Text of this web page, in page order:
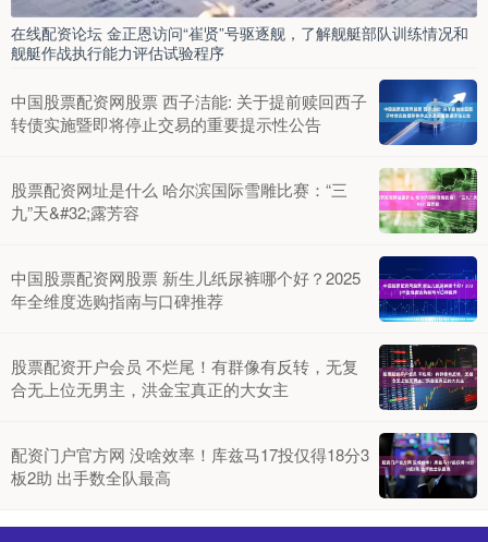
在线配资论坛 金正恩访问“崔贤”号驱逐舰，了解舰艇部队训练情况和
舰艇作战执行能力评估试验程序
中国股票配资网股票 西子洁能: 关于提前赎回西子
转债实施暨即将停止交易的重要提示性公告
股票配资网址是什么 哈尔滨国际雪雕比赛：“三
九”天&#32;露芳容
中国股票配资网股票 新生儿纸尿裤哪个好？2025
年全维度选购指南与口碑推荐
股票配资开户会员 不烂尾！有群像有反转，无复
合无上位无男主，洪金宝真正的大女主
配资门户官方网 没啥效率！库兹马17投仅得18分3
板2助 出手数全队最高